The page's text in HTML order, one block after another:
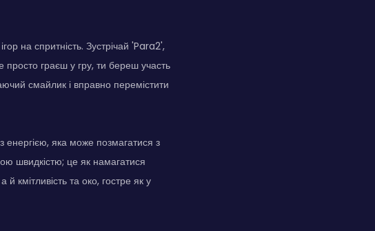
на спритність. Зустрічай 'Para2',
просто граєш у гру, ти береш участь
смайлик і вправно перемістити
енергією, яка може позмагатися з
швидкістю; це як намагатися
кмітливість та око, гостре як у